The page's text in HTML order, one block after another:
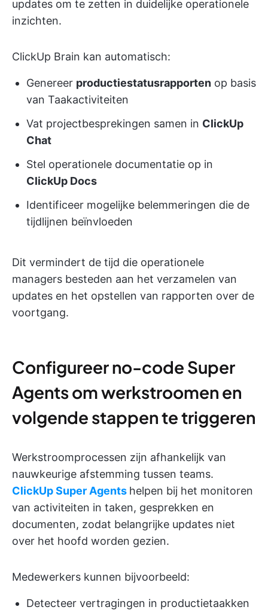
updates om te zetten in duidelijke operationele
inzichten.
ClickUp Brain kan automatisch:
Genereer productiestatusrapporten op basis
van Taakactiviteiten
Vat projectbesprekingen samen in ClickUp
Chat
Stel operationele documentatie op in
ClickUp Docs
Identificeer mogelijke belemmeringen die de
tijdlijnen beïnvloeden
Dit vermindert de tijd die operationele
managers besteden aan het verzamelen van
updates en het opstellen van rapporten over de
voortgang.
Configureer no-code Super
Agents om werkstroomen en
volgende stappen te triggeren
Werkstroomprocessen zijn afhankelijk van
nauwkeurige afstemming tussen teams.
ClickUp Super Agents helpen bij het monitoren
van activiteiten in taken, gesprekken en
documenten, zodat belangrijke updates niet
over het hoofd worden gezien.
Medewerkers kunnen bijvoorbeeld:
Detecteer vertragingen in productietaakken